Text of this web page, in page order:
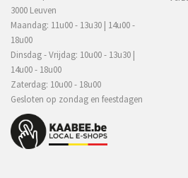
3000 Leuven
Maandag: 11u00 - 13u30 | 14u00 -
18u00
Dinsdag - Vrijdag: 10u00 - 13u30 |
14u00 - 18u00
Zaterdag: 10u00 - 18u00
Gesloten op zondag en feestdagen